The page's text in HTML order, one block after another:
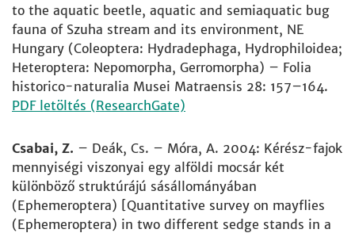
to the aquatic beetle, aquatic and semiaquatic bug
fauna of Szuha stream and its environment, NE
Hungary (Coleoptera: Hydradephaga, Hydrophiloidea;
Heteroptera: Nepomorpha, Gerromorpha) – Folia
historico-naturalia Musei Matraensis 28: 157–164.
PDF letöltés (ResearchGate)
Csabai, Z. – Deák, Cs. – Móra, A. 2004: Kérész-fajok
mennyiségi viszonyai egy alföldi mocsár két
különböző struktúrájú sásállományában
(Ephemeroptera) [Quantitative survey on mayflies
(Ephemeroptera) in two different sedge stands in a